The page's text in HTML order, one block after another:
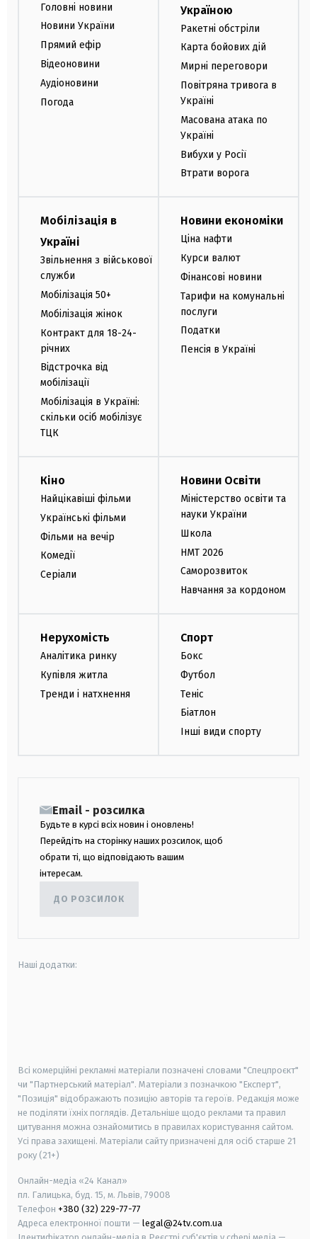
Головні новини
Новини України
Прямий ефір
Відеоновини
Аудіоновини
Погода
Україною
Ракетні обстріли
Карта бойових дій
Мирні переговори
Повітряна тривога в
Україні
Масована атака по
Україні
Вибухи у Росії
Втрати ворога
Мобілізація в
Україні
Звільнення з військової
служби
Мобілізація 50+
Мобілізація жінок
Контракт для 18-24-
річних
Відстрочка від
мобілізації
Мобілізація в Україні:
скільки осіб мобілізує
ТЦК
Новини економіки
Ціна нафти
Курси валют
Фінансові новини
Тарифи на комунальні
послуги
Податки
Пенсія в Україні
Кіно
Найцікавіші фільми
Українські фільми
Фільми на вечір
Комедії
Серіали
Новини Освіти
Міністерство освіти та
науки України
Школа
НМТ 2026
Саморозвиток
Навчання за кордоном
Нерухомість
Аналітика ринку
Купівля житла
Тренди і натхнення
Спорт
Бокс
Футбол
Теніс
Біатлон
Інші види спорту
Email - розсилка
Будьте в курсі всіх новин і оновлень!
Перейдіть на сторінку наших розсилок, щоб
обрати ті, що відповідають вашим
інтересам.
ДО РОЗСИЛОК
Наші додатки:
Всі комерційні рекламні матеріали позначені словами "Спецпроєкт"
чи "Партнерський матеріал". Матеріали з позначкою "Експерт",
"Позиція" відображають позицію авторів та героїв. Редакція може
не поділяти їхніх поглядів. Детальніше щодо реклами та правил
цитування можна ознайомитись в правилах користування сайтом.
Усі права захищені. Матеріали сайту призначені для осіб старше 21
року (21+)
Онлайн-медіа «24 Канал»
пл. Галицька, буд. 15, м. Львів, 79008
Телефон +380 (32) 229-77-77
Адреса електронної пошти — legal@24tv.com.ua